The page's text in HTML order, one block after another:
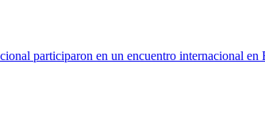
participaron en un encuentro internacional en